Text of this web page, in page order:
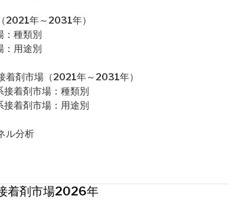
2021年～2031年）
種類別
用途別
着剤市場（2021年～2031年）
着剤市場：種類別
着剤市場：用途別
ル分析
着剤市場2026年